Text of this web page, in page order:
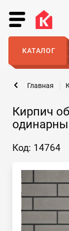
КАТАЛОГ
Кирпич
Главная
Код: 14764